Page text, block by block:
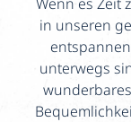
in unseren
unterwegs